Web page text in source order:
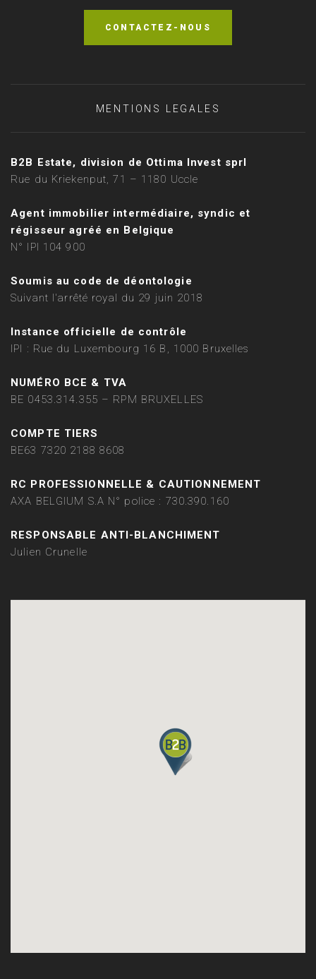
CONTACTEZ-NOUS
MENTIONS LEGALES
B2B Estate, division de Ottima Invest sprl
Rue du Kriekenput, 71 – 1180 Uccle
Agent immobilier intermédiaire, syndic et
régisseur agréé en Belgique
N° IPI 104 900
Soumis au code de déontologie
Suivant l'arrêté royal du 29 juin 2018
Instance officielle de contrôle
IPI : Rue du Luxembourg 16 B, 1000 Bruxelles
NUMÉRO BCE & TVA
BE 0453.314.355 – RPM BRUXELLES
COMPTE TIERS
BE63 7320 2188 8608
RC PROFESSIONNELLE & CAUTIONNEMENT
AXA BELGIUM S.A N° police : 730.390.160
RESPONSABLE ANTI-BLANCHIMENT
Julien Crunelle